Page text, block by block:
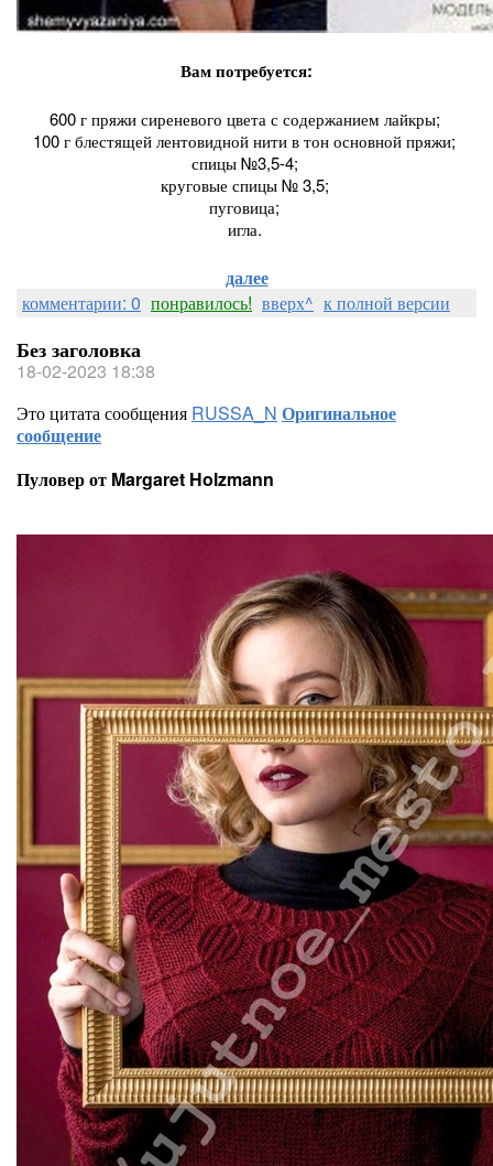
Вам потребуется:
600 г пряжи сиреневого цвета с содержанием лайкры;
100 г блестящей лентовидной нити в тон основной пряжи;
спицы №3,5-4;
круговые спицы № 3,5;
пуговица;
игла.
далее
комментарии: 0 понравилось! вверх^ к полной версии
Без заголовка
18-02-2023 18:38
Это цитата сообщения RUSSA_N Оригинальное
сообщение
Пуловер от Margaret Holzmann